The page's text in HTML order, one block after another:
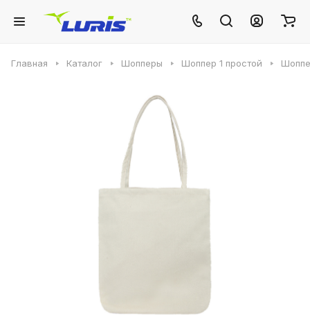
Главная Каталог Шопперы Шоппер 1 простой